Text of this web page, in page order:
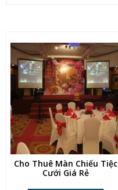
Cho Thuê Màn Chiếu Tiệc
Cưới Giá Rẻ